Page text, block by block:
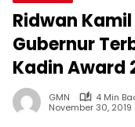
Ridwan
Gubernur
Kadin Award
GMN
4 Min
November 30, 2019